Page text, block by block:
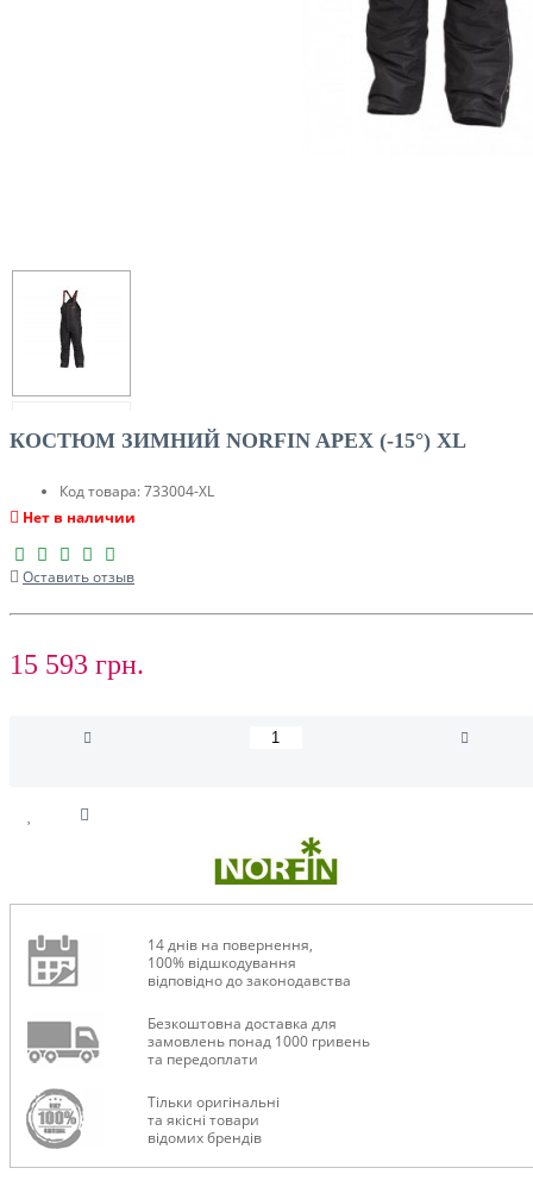
КОСТЮМ ЗИМНИЙ NORFIN APEX (-15°) XL
Код товара:733004-XL
Нет в наличии
Оставить отзыв
15 593 грн.
14 днів на повернення,
100% відшкодування
відповідно до законодавства
Безкоштовна доставка для
замовлень понад 1000 гривень
та передоплати
Тільки оригінальні
та якісні товари
відомих брендів